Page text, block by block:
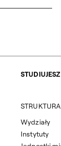
STUDIUJESZ
STRUKTURA
Wydziały
Instytuty